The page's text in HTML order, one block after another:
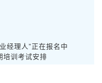
经理人”正在报名中
培训考试安排